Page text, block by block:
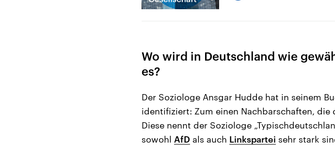
Wo wird in Deutschland wie
es?
Der Soziologe Ansgar Hudde hat in seinem
identifiziert: Zum einen Nachbarschaften,
Diese nennt der Soziologe
sowohl AfD als auch Linkspartei sehr stark